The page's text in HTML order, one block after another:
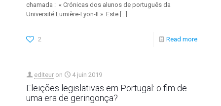
chamada : « Crónicas dos alunos de português da
Université Lumière-Lyon-II ». Este […]
2 Read more
editeur on 4 juin 2019
Eleições legislativas em Portugal: o fim de
uma era de geringonça?